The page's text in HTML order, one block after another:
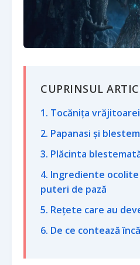
CUPRINSUL
1. Tocănița
2. Papanasi și
3. Plăcinta
4. Ingrediente ocolite
puteri de pază
5. Rețete care au
6. De ce contează